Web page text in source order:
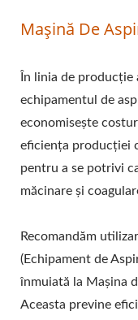
Mașină De
În linia de producție
echipamentul de
economisește
eficiența producției
pentru a se potrivi
măcinare și
Recomandăm
(Echipament de
înmuiată la Mașina
Aceasta previne